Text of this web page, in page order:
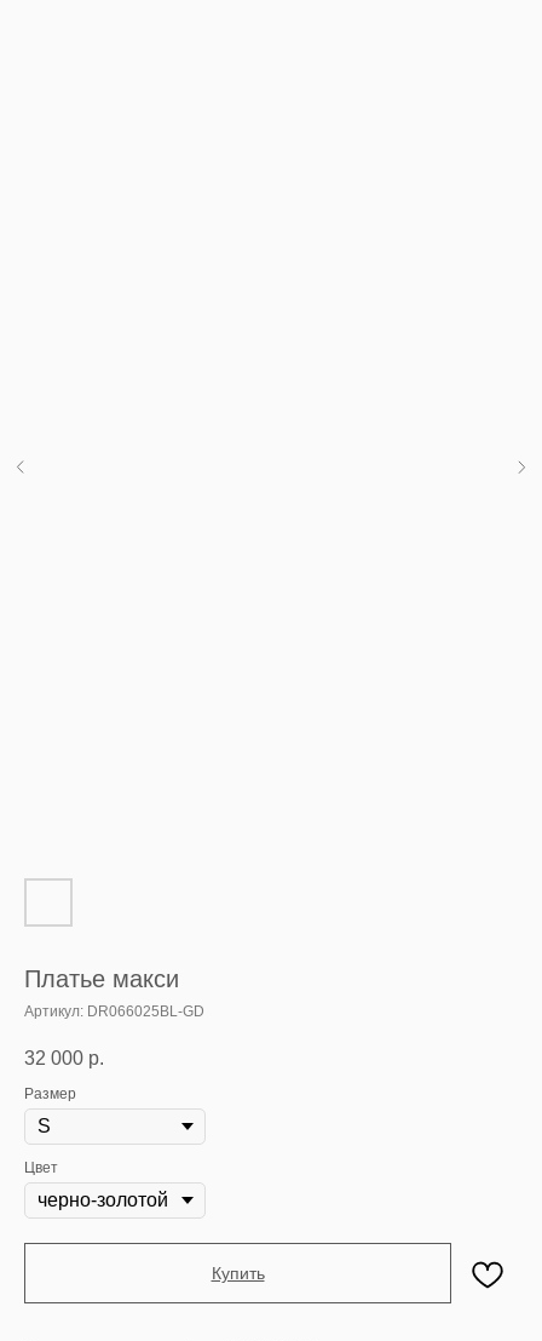
Платье макси
Артикул: DR066025BL-GD
32 000 р.
Размер
Цвет
Купить